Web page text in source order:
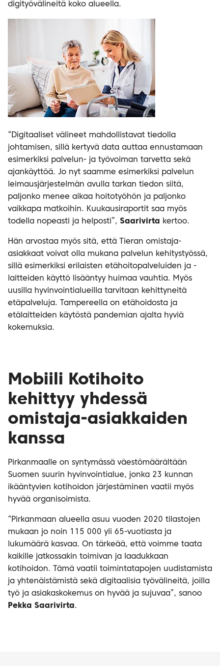
digityövälineitä koko alueella.
“Digitaaliset välineet mahdollistavat tiedolla
johtamisen, sillä kertyvä data auttaa ennustamaan
esimerkiksi palvelun- ja työvoiman tarvetta sekä
ajankäyttöä. Jo nyt saamme esimerkiksi palvelun
leimausjärjestelmän avulla tarkan tiedon siitä,
paljonko menee aikaa hoitotyöhön ja paljonko
vaikkapa matkoihin. Kuukausiraportit saa myös
todella nopeasti ja helposti”, Saarivirta kertoo.
Hän arvostaa myös sitä, että Tieran omistaja-
asiakkaat voivat olla mukana palvelun kehitystyössä,
sillä esimerkiksi erilaisten etähoitopalveluiden ja -
laitteiden käyttö lisääntyy huimaa vauhtia. Myös
uusilla hyvinvointialueilla tarvitaan kehittyneitä
etäpalveluja. Tampereella on etähoidosta ja
etälaitteiden käytöstä pandemian ajalta hyviä
kokemuksia.
Mobiili Kotihoito
kehittyy yhdessä
omistaja-asiakkaiden
kanssa
Pirkanmaalle on syntymässä väestömäärältään
Suomen suurin hyvinvointialue, jonka 23 kunnan
ikääntyvien kotihoidon järjestäminen vaatii myös
hyvää organisoimista.
“Pirkanmaan alueella asuu vuoden 2020 tilastojen
mukaan jo noin 115 000 yli 65-vuotiasta ja
lukumäärä kasvaa. On tärkeää, että voimme taata
kaikille jatkossakin toimivan ja laadukkaan
kotihoidon. Tämä vaatii toimintatapojen uudistamista
ja yhtenäistämistä sekä digitaalisia työvälineitä, joilla
työ ja asiakaskokemus on hyvää ja sujuvaa”, sanoo
Pekka Saarivirta.